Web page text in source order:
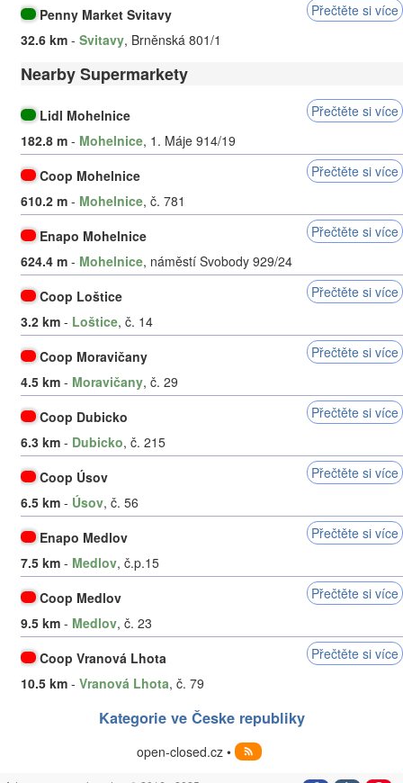
Penny Market Svitavy
Přečtěte si více
32.6 km - Svitavy, Brněnská 801/1
Nearby Supermarkety
Lidl Mohelnice
Přečtěte si více
182.8 m - Mohelnice, 1. Máje 914/19
Coop Mohelnice
Přečtěte si více
610.2 m - Mohelnice, č. 781
Enapo Mohelnice
Přečtěte si více
624.4 m - Mohelnice, náměstí Svobody 929/24
Coop Loštice
Přečtěte si více
3.2 km - Loštice, č. 14
Coop Moravičany
Přečtěte si více
4.5 km - Moravičany, č. 29
Coop Dubicko
Přečtěte si více
6.3 km - Dubicko, č. 215
Coop Úsov
Přečtěte si více
6.5 km - Úsov, č. 56
Enapo Medlov
Přečtěte si více
7.5 km - Medlov, č.p.15
Coop Medlov
Přečtěte si více
9.5 km - Medlov, č. 23
Coop Vranová Lhota
Přečtěte si více
10.5 km - Vranová Lhota, č. 79
Kategorie ve Česke republiky
open-closed.cz •